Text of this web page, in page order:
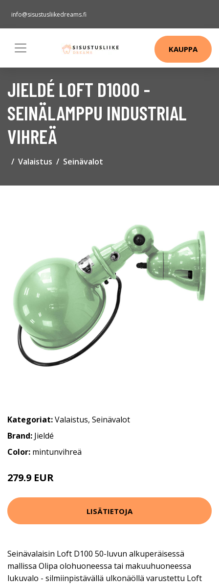
info@sisustusliikedreams.fi
KAUPPA
JIELDÉ LOFT D1000 -
SEINÄLAMPPU INDUSTRIAL
VIHREÄ
Valaistus Seinävalot
Kategoriat:Valaistus, Seinävalot
Brand: Jieldé
Color: mintunvihreä
279.9 EUR
LISÄTIETOJA
Seinävalaisin Loft D100 50-luvun alkuperäisessä
mallissa Olipa olohuoneessa tai makuuhuoneessa
lukuvalo - silmiinpistävällä ulkonäöllä varustettu Loft